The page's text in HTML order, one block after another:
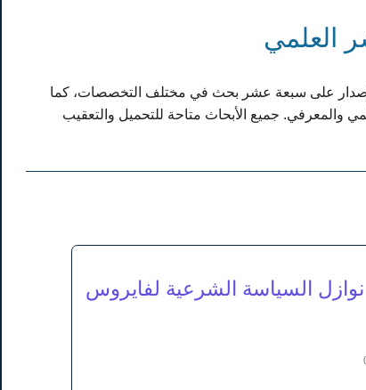
العلمي
المجلة الاكاديمية للابحاث والنشر العلمي في 5 - 8 - 2022م. يحتوي الإصدار على سبعة عشر بحث في مختلف التخصصات، كما
والمعرفي. جميع الأبحاث متاحة للتحميل والتعقيب
السياسة الشرعية لفايروس